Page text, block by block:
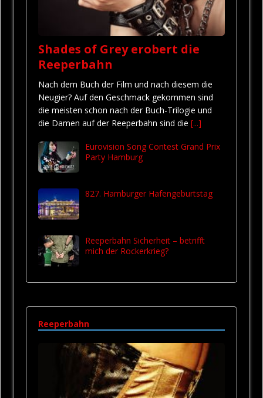
Shades of Grey erobert die
Reeperbahn
Nach dem Buch der Film und nach diesem die
Neugier? Auf den Geschmack gekommen sind
die meisten schon nach der Buch-Trilogie und
die Damen auf der Reeperbahn sind die [...]
Eurovision Song Contest Grand Prix
Party Hamburg
827. Hamburger Hafengeburtstag
Reeperbahn Sicherheit – betrifft
mich der Rockerkrieg?
Reeperbahn